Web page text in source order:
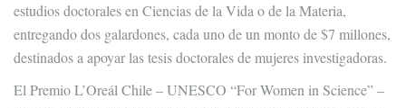
estudios doctorales en Ciencias de la Vida o de la Materia,
entregando dos galardones, cada uno de un monto de $7 millones,
destinados a apoyar las tesis doctorales de mujeres investigadoras.
El Premio L’Oreál Chile – UNESCO “For Women in Science” –